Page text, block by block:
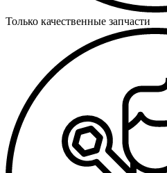
Только качественные запчасти